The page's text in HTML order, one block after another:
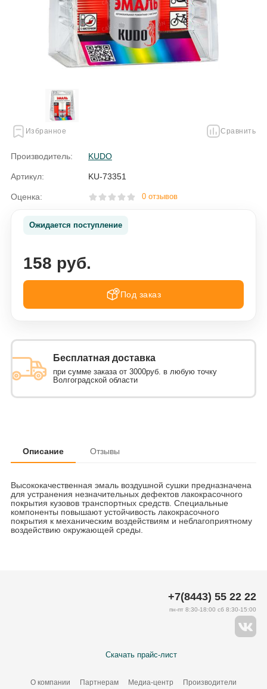
Избранное Сравнить
Производитель: KUDO
Артикул: KU-73351
Оценка: 0 отзывов
Ожидается поступление
158 руб.
Под заказ
Бесплатная доставка
при сумме заказа от 3000руб. в любую точку
Волгоградской области
Описание Отзывы
Высококачественная эмаль воздушной сушки предназначена
для устранения незначительных дефектов лакокрасочного
покрытия кузовов транспортных средств. Специальные
компоненты повышают устойчивость лакокрасочного
покрытия к механическим воздействиям и неблагоприятному
воздействию окружающей среды.
Скачать прайс-лист
О компании Партнерам Медиа-центр Производители
+7(8443) 55 22 22
пн-пт 8:30-18:00 сб 8:30-15:00